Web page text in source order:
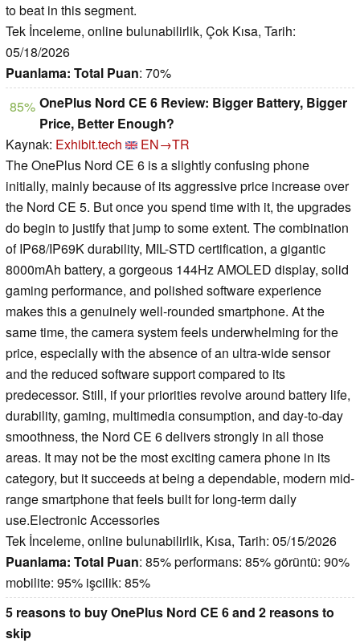
to beat in this segment.
Tek İnceleme, online bulunabilirlik, Çok Kısa, Tarih:
05/18/2026
Puanlama: Total Puan: 70%
85% OnePlus Nord CE 6 Review: Bigger Battery, Bigger
Price, Better Enough?
Kaynak: Exhibit.tech
EN→TR
The OnePlus Nord CE 6 is a slightly confusing phone
initially, mainly because of its aggressive price increase over
the Nord CE 5. But once you spend time with it, the upgrades
do begin to justify that jump to some extent. The combination
of IP68/IP69K durability, MIL-STD certification, a gigantic
8000mAh battery, a gorgeous 144Hz AMOLED display, solid
gaming performance, and polished software experience
makes this a genuinely well-rounded smartphone. At the
same time, the camera system feels underwhelming for the
price, especially with the absence of an ultra-wide sensor
and the reduced software support compared to its
predecessor. Still, if your priorities revolve around battery life,
durability, gaming, multimedia consumption, and day-to-day
smoothness, the Nord CE 6 delivers strongly in all those
areas. It may not be the most exciting camera phone in its
category, but it succeeds at being a dependable, modern mid-
range smartphone that feels built for long-term daily
use.Electronic Accessories
Tek İnceleme, online bulunabilirlik, Kısa, Tarih: 05/15/2026
Puanlama: Total Puan: 85% performans: 85% görüntü: 90%
mobilite: 95% işcilik: 85%
5 reasons to buy OnePlus Nord CE 6 and 2 reasons to
skip